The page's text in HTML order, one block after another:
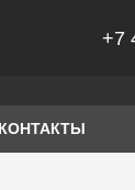
+7
КОНТАКТЫ